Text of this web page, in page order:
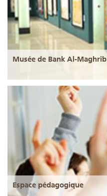
Musée de Bank Al-Maghrib
Espace pédagogique